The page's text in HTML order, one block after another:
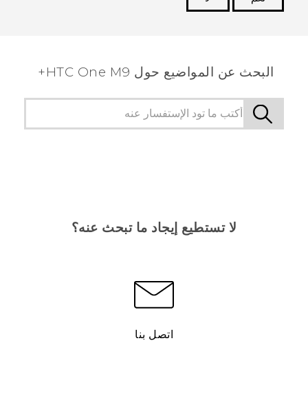
البحث عن المواضيع حول HTC One M9+
لا تستطيع إيجاد ما تبحث عنه؟
اتصل بنا